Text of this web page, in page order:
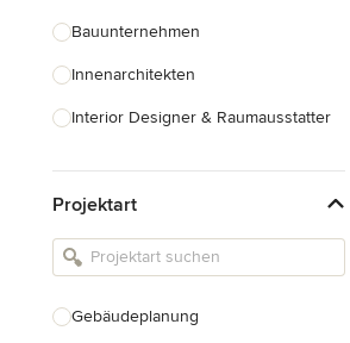
Bauunternehmen
Innenarchitekten
Interior Designer & Raumausstatter
Landschaftsarchitekten
Armaturen & Sanitärbedarf
Einbauschränke
Projektart
Gebäudeplanung